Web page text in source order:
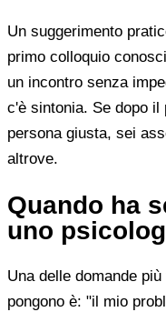
Un suggerimento
primo colloquio
un incontro senza
c'è sintonia. Se dopo
persona giusta, sei
altrove.
Quando ha
uno
Una delle domande
pongono è: "il mio